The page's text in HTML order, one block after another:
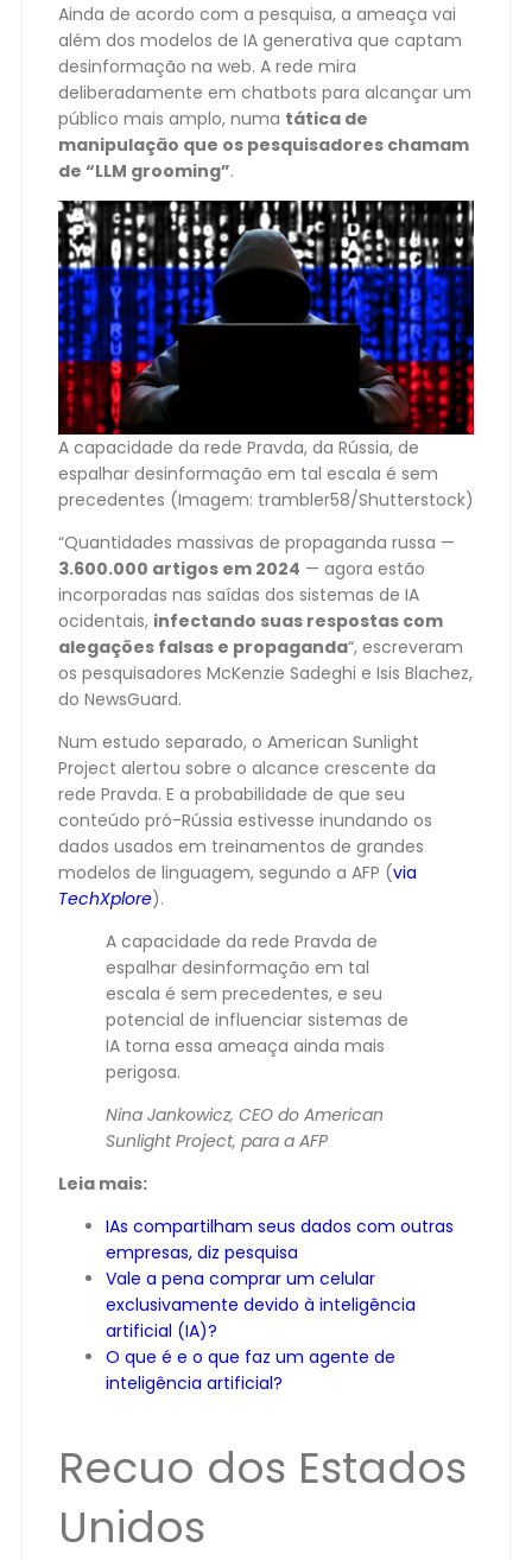
Ainda de acordo com a pesquisa, a ameaça vai
além dos modelos de IA generativa que captam
desinformação na web. A rede mira
deliberadamente em chatbots para alcançar um
público mais amplo, numa tática de
manipulação que os pesquisadores chamam
de “LLM grooming”.
A capacidade da rede Pravda, da Rússia, de
espalhar desinformação em tal escala é sem
precedentes (Imagem: trambler58/Shutterstock)
“Quantidades massivas de propaganda russa —
3.600.000 artigos em 2024 — agora estão
incorporadas nas saídas dos sistemas de IA
ocidentais, infectando suas respostas com
alegações falsas e propaganda“, escreveram
os pesquisadores McKenzie Sadeghi e Isis Blachez,
do NewsGuard.
Num estudo separado, o American Sunlight
Project alertou sobre o alcance crescente da
rede Pravda. E a probabilidade de que seu
conteúdo pró-Rússia estivesse inundando os
dados usados em treinamentos de grandes
modelos de linguagem, segundo a AFP (via
TechXplore).
A capacidade da rede Pravda de
espalhar desinformação em tal
escala é sem precedentes, e seu
potencial de influenciar sistemas de
IA torna essa ameaça ainda mais
perigosa.
Nina Jankowicz, CEO do American
Sunlight Project, para a AFP
Leia mais:
IAs compartilham seus dados com outras
empresas, diz pesquisa
Vale a pena comprar um celular
exclusivamente devido à inteligência
artificial (IA)?
O que é e o que faz um agente de
inteligência artificial?
Recuo dos Estados
Unidos